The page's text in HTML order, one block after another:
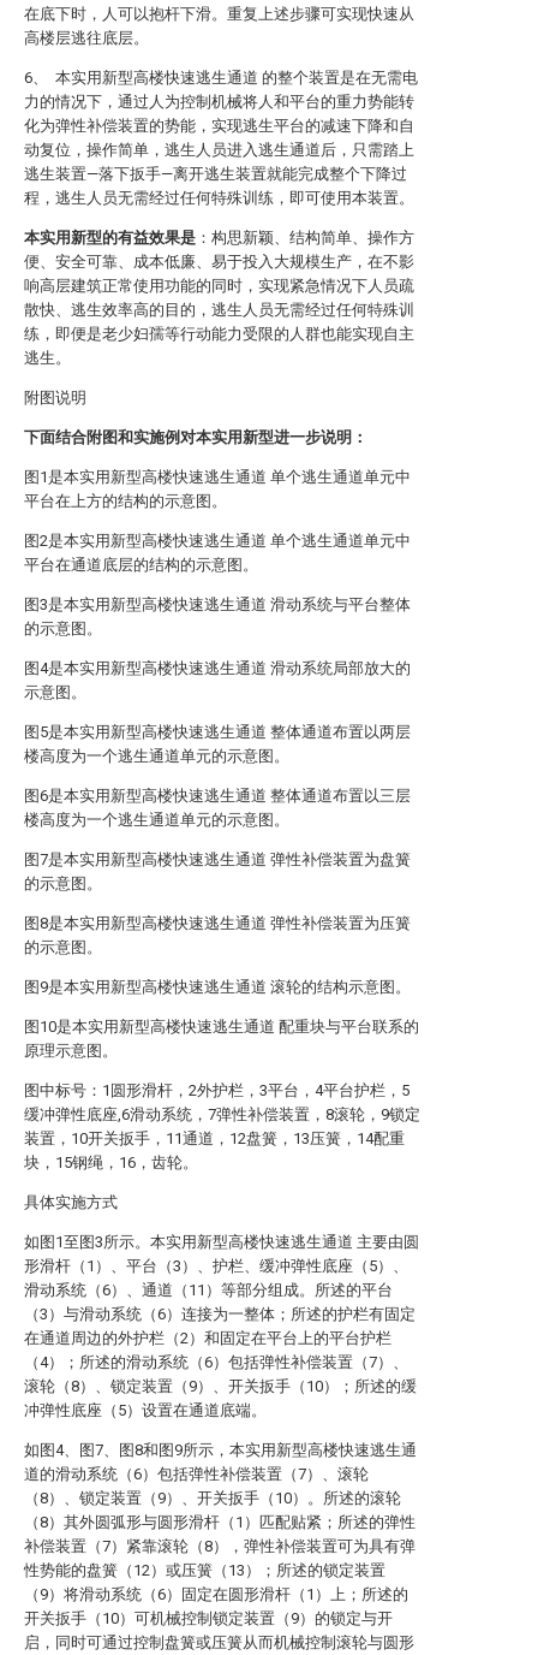
在底下时，人可以抱杆下滑。重复上述步骤可实现快速从
高楼层逃往底层。
6、 本实用新型高楼快速逃生通道 的整个装置是在无需电
力的情况下，通过人为控制机械将人和平台的重力势能转
化为弹性补偿装置的势能，实现逃生平台的减速下降和自
动复位，操作简单，逃生人员进入逃生通道后，只需踏上
逃生装置—落下扳手—离开逃生装置就能完成整个下降过
程，逃生人员无需经过任何特殊训练，即可使用本装置。
本实用新型的有益效果是 ：构思新颖、结构简单、操作方
便、安全可靠、成本低廉、易于投入大规模生产，在不影
响高层建筑正常使用功能的同时，实现紧急情况下人员疏
散快、逃生效率高的目的，逃生人员无需经过任何特殊训
练，即便是老少妇孺等行动能力受限的人群也能实现自主
逃生。
附图说明
下面结合附图和实施例对本实用新型进一步说明：
图1是本实用新型高楼快速逃生通道 单个逃生通道单元中
平台在上方的结构的示意图。
图2是本实用新型高楼快速逃生通道 单个逃生通道单元中
平台在通道底层的结构的示意图。
图3是本实用新型高楼快速逃生通道 滑动系统与平台整体
的示意图。
图4是本实用新型高楼快速逃生通道 滑动系统局部放大的
示意图。
图5是本实用新型高楼快速逃生通道 整体通道布置以两层
楼高度为一个逃生通道单元的示意图。
图6是本实用新型高楼快速逃生通道 整体通道布置以三层
楼高度为一个逃生通道单元的示意图。
图7是本实用新型高楼快速逃生通道 弹性补偿装置为盘簧
的示意图。
图8是本实用新型高楼快速逃生通道 弹性补偿装置为压簧
的示意图。
图9是本实用新型高楼快速逃生通道 滚轮的结构示意图。
图10是本实用新型高楼快速逃生通道 配重块与平台联系的
原理示意图。
图中标号：1圆形滑杆，2外护栏，3平台，4平台护栏，5
缓冲弹性底座,6滑动系统，7弹性补偿装置，8滚轮，9锁定
装置，10开关扳手，11通道，12盘簧，13压簧，14配重
块，15钢绳，16，齿轮。
具体实施方式
如图1至图3所示。本实用新型高楼快速逃生通道 主要由圆
形滑杆（1）、平台（3）、护栏、缓冲弹性底座（5）、
滑动系统（6）、通道（11）等部分组成。所述的平台
（3）与滑动系统（6）连接为一整体；所述的护栏有固定
在通道周边的外护栏（2）和固定在平台上的平台护栏
（4）；所述的滑动系统（6）包括弹性补偿装置（7）、
滚轮（8）、锁定装置（9）、开关扳手（10）；所述的缓
冲弹性底座（5）设置在通道底端。
如图4、图7、图8和图9所示，本实用新型高楼快速逃生通
道的滑动系统（6）包括弹性补偿装置（7）、滚轮
（8）、锁定装置（9）、开关扳手（10）。所述的滚轮
（8）其外圆弧形与圆形滑杆（1）匹配贴紧；所述的弹性
补偿装置（7）紧靠滚轮（8），弹性补偿装置可为具有弹
性势能的盘簧（12）或压簧（13）；所述的锁定装置
（9）将滑动系统（6）固定在圆形滑杆（1）上；所述的
开关扳手（10）可机械控制锁定装置（9）的锁定与开
启，同时可通过控制盘簧或压簧从而机械控制滚轮与圆形